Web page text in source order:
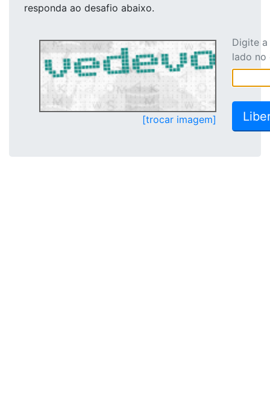
responda ao desafio abaixo.
[trocar imagem]
Digite
lado no